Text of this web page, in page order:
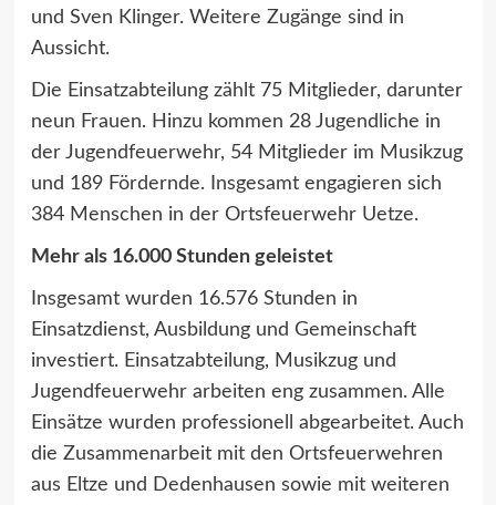
und Sven Klinger. Weitere Zugänge sind in
Aussicht.
Die Einsatzabteilung zählt 75 Mitglieder, darunter
neun Frauen. Hinzu kommen 28 Jugendliche in
der Jugendfeuerwehr, 54 Mitglieder im Musikzug
und 189 Fördernde. Insgesamt engagieren sich
384 Menschen in der Ortsfeuerwehr Uetze.
Mehr als 16.000 Stunden geleistet
Insgesamt wurden 16.576 Stunden in
Einsatzdienst, Ausbildung und Gemeinschaft
investiert. Einsatzabteilung, Musikzug und
Jugendfeuerwehr arbeiten eng zusammen. Alle
Einsätze wurden professionell abgearbeitet. Auch
die Zusammenarbeit mit den Ortsfeuerwehren
aus Eltze und Dedenhausen sowie mit weiteren